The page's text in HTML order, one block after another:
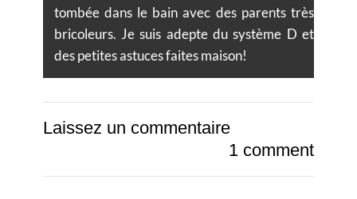
tombée dans le bain avec des parents très
bricoleurs. Je suis adepte du système D et
des petites astuces faites maison!
Laissez un commentaire
1 comment